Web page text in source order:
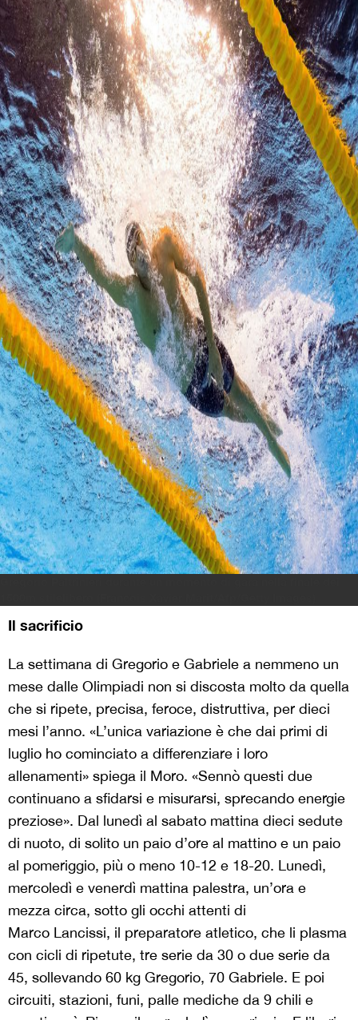
Il sacrificio
La settimana di Gregorio e Gabriele a nemmeno un
mese dalle Olimpiadi non si discosta molto da quella
che si ripete, precisa, feroce, distruttiva, per dieci
mesi l’anno. «L’unica variazione è che dai primi di
luglio ho cominciato a differenziare i loro
allenamenti» spiega il Moro. «Sennò questi due
continuano a sfidarsi e misurarsi, sprecando energie
preziose». Dal lunedì al sabato mattina dieci sedute
di nuoto, di solito un paio d’ore al mattino e un paio
al pomeriggio, più o meno 10-12 e 18-20. Lunedì,
mercoledì e venerdì mattina palestra, un’ora e
mezza circa, sotto gli occhi attenti di
Marco Lancissi, il preparatore atletico, che li plasma
con cicli di ripetute, tre serie da 30 o due serie da
45, sollevando 60 kg Gregorio, 70 Gabriele. E poi
circuiti, stazioni, funi, palle mediche da 9 chili e